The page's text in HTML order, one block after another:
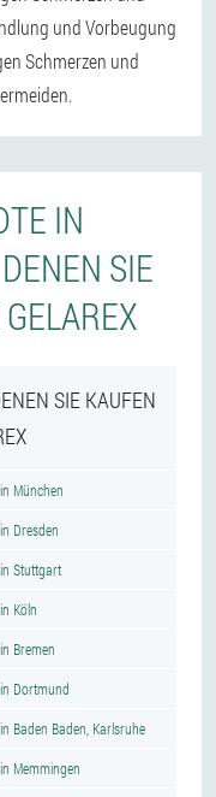
und Vorbeugung
Schmerzen und
IN
SIE
SIE KAUFEN
München
Dresden
Stuttgart
Köln
Bremen
Dortmund
Baden Baden, Karlsruhe
Memmingen